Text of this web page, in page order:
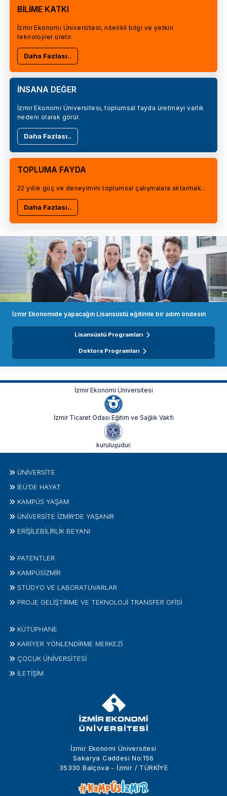
BİLİME KATKI
İzmir Ekonomi Üniversitesi, nitelikli bilgi ve yetkin
teknolojiler üretir.
Daha Fazlası..
İNSANA DEĞER
İzmir Ekonomi Üniversitesi, toplumsal fayda üretmeyi varlık
nedeni olarak görür.
Daha Fazlası..
TOPLUMA FAYDA
22 yıllık güç ve deneyimini toplumsal çalışmalara aktarmak..
Daha Fazlası..
İzmir Ekonomide yapacağın Lisansüstü eğitimle bir adım öndesin
Lisansüstü Programları
Doktora Programları
İzmir Ekonomi Üniversitesi
İzmir Ticaret Odası Eğitim ve Sağlık Vakfı
kuruluşudur.
İzmir Ekonomi Üniversitesi
Sakarya Caddesi No:156
35330 Balçova - İzmir / TÜRKİYE
ÜNIVERSITE
İEÜ'DE HAYAT
KAMPÜS YAŞAM
ÜNİVERSİTE İZMİR'DE YAŞANIR
ERİŞİLEBİLİRLİK BEYANI
PATENTLER
KAMPÜSİZMIR
STÜDYO VE LABORATUVARLAR
PROJE GELIŞTIRME VE TEKNOLOJI TRANSFER OFISI
KÜTÜPHANE
KARİYER YÖNLENDİRME MERKEZİ
ÇOCUK ÜNIVERSITESI
İLETIŞIM